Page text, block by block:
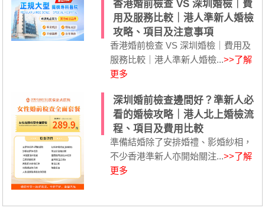
香港婚前檢查 VS 深圳婚檢｜費
用及服務比較｜港人準新人婚檢
攻略、項目及注意事項
香港婚前檢查 VS 深圳婚檢｜費用及
服務比較｜港人準新人婚檢...>>了解
更多
深圳婚前檢查邊間好？準新人必
看的婚檢攻略｜港人北上婚檢流
程、項目及費用比較
準備結婚除了安排婚禮、影婚紗相，
不少香港準新人亦開始關注...>>了解
更多